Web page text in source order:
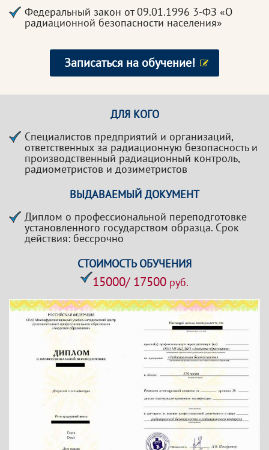
Федеральный закон от 09.01.1996 3-ФЗ «О
радиационной безопасности населения»
Записаться на обучение!
ДЛЯ КОГО
Специалистов предприятий и организаций,
ответственных за радиационную безопасность и
производственный радиационный контроль,
радиометристов и дозиметристов
ВЫДАВАЕМЫЙ ДОКУМЕНТ
Диплом о профессиональной переподготовке
установленного государством образца. Срок
действия: бессрочно
СТОИМОСТЬ ОБУЧЕНИЯ
15000/ 17500 руб.